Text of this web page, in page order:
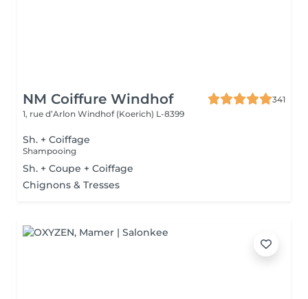
NM Coiffure Windhof
341
1, rue d’Arlon Windhof (Koerich) L-8399
Sh. + Coiffage
Shampooing
Sh. + Coupe + Coiffage
Chignons & Tresses